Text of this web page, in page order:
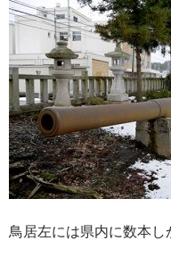
鳥居左には県内に数本し